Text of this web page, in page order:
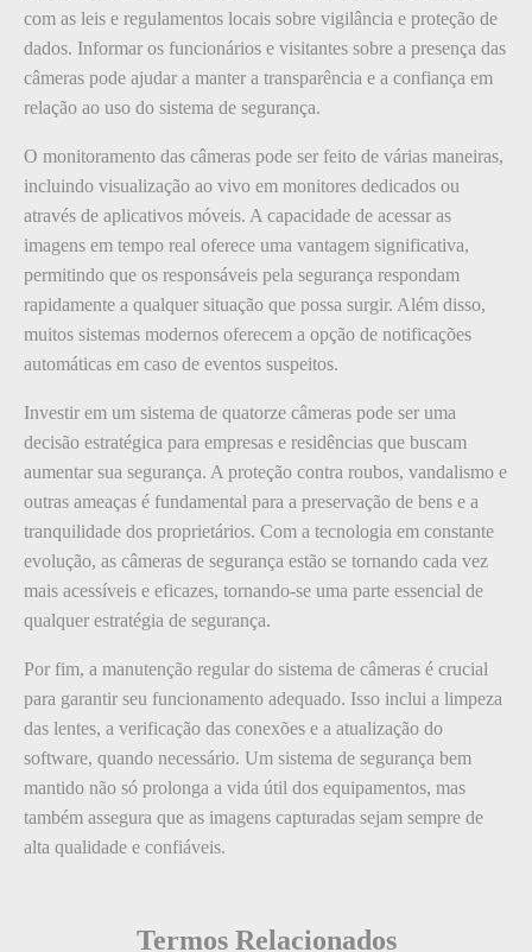
com as leis e regulamentos locais sobre vigilância e proteção de
dados. Informar os funcionários e visitantes sobre a presença das
câmeras pode ajudar a manter a transparência e a confiança em
relação ao uso do sistema de segurança.
O monitoramento das câmeras pode ser feito de várias maneiras,
incluindo visualização ao vivo em monitores dedicados ou
através de aplicativos móveis. A capacidade de acessar as
imagens em tempo real oferece uma vantagem significativa,
permitindo que os responsáveis pela segurança respondam
rapidamente a qualquer situação que possa surgir. Além disso,
muitos sistemas modernos oferecem a opção de notificações
automáticas em caso de eventos suspeitos.
Investir em um sistema de quatorze câmeras pode ser uma
decisão estratégica para empresas e residências que buscam
aumentar sua segurança. A proteção contra roubos, vandalismo e
outras ameaças é fundamental para a preservação de bens e a
tranquilidade dos proprietários. Com a tecnologia em constante
evolução, as câmeras de segurança estão se tornando cada vez
mais acessíveis e eficazes, tornando-se uma parte essencial de
qualquer estratégia de segurança.
Por fim, a manutenção regular do sistema de câmeras é crucial
para garantir seu funcionamento adequado. Isso inclui a limpeza
das lentes, a verificação das conexões e a atualização do
software, quando necessário. Um sistema de segurança bem
mantido não só prolonga a vida útil dos equipamentos, mas
também assegura que as imagens capturadas sejam sempre de
alta qualidade e confiáveis.
Termos Relacionados